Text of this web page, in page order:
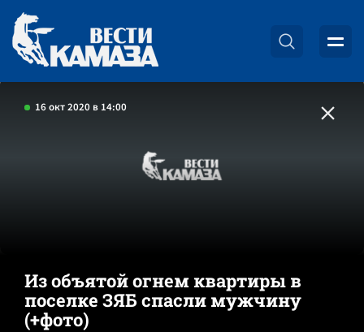
16 окт 2020 в 14:00
Из объятой огнем квартиры в
поселке ЗЯБ спасли мужчину
(+фото)